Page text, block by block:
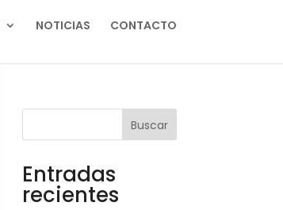
NOTICIAS CONTACTO
Buscar
Entradas
recientes